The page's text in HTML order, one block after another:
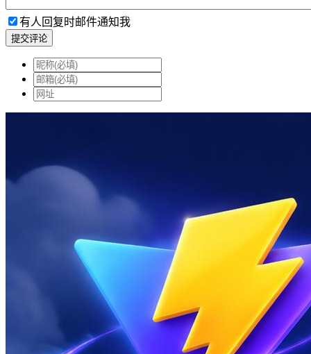
有人回复时邮件通知我
提交评论